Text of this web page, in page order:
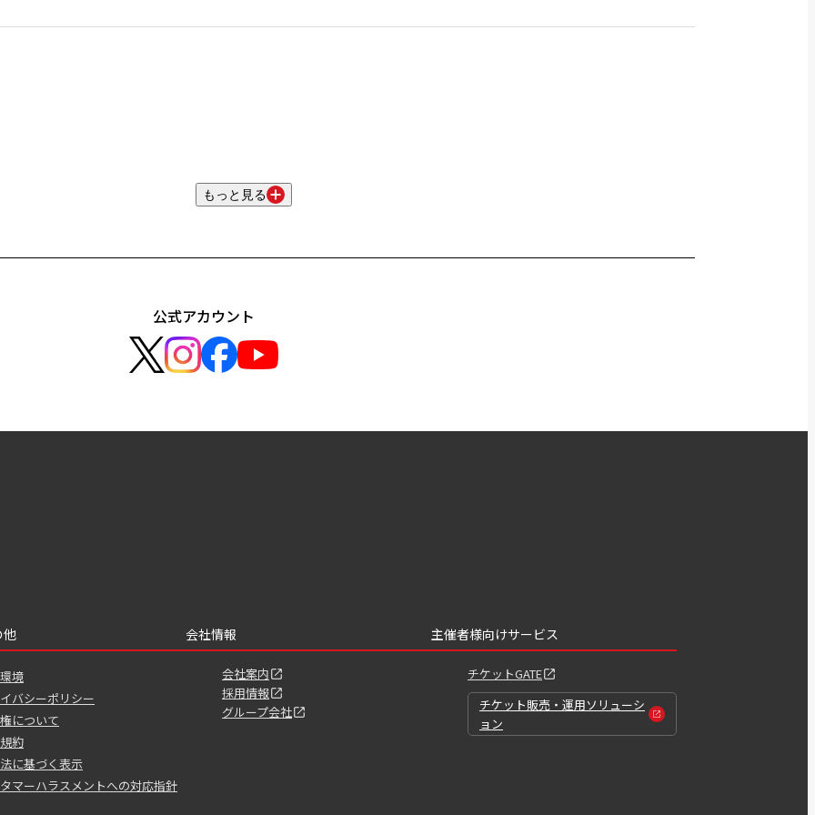
もっと見る
公式アカウント
他
境
バシーポリシー
について
約
に基づく表示
マーハラスメントへの対応指針
会社情報
会社案内
採用情報
グループ会社
主催者様向けサービス
チケットGATE
チケット販売・運用ソリューシ
ョン